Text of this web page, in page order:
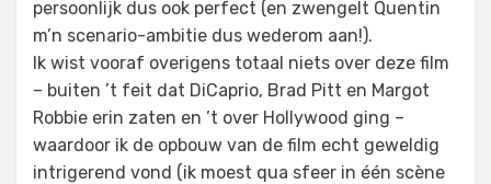
persoonlijk dus ook perfect (en zwengelt Quentin
m’n scenario-ambitie dus wederom aan!).
Ik wist vooraf overigens totaal niets over deze film
– buiten ’t feit dat DiCaprio, Brad Pitt en Margot
Robbie erin zaten en ’t over Hollywood ging –
waardoor ik de opbouw van de film echt geweldig
intrigerend vond (ik moest qua sfeer in één scène